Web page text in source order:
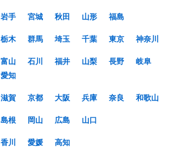
岩手 宮城 秋田 山形
福島
栃木 群馬 埼玉 千葉 東京
神奈川
富山 石川 福井 山梨 長野
岐阜
愛知
滋賀 京都 大阪 兵庫 奈良
和歌山
島根 岡山 広島
山口
香川 愛媛
高知